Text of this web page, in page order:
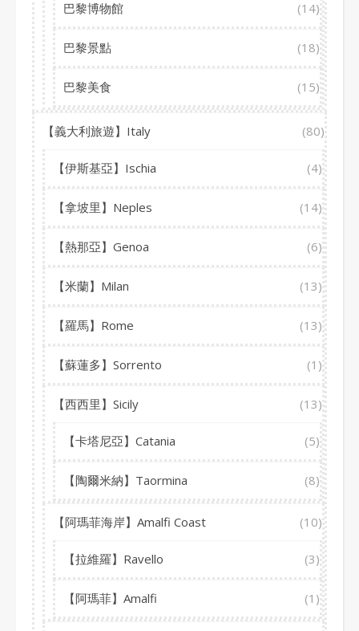
巴黎博物館 (14)
巴黎景點 (18)
巴黎美食 (15)
【義大利旅遊】Italy (80)
【伊斯基亞】Ischia (4)
【拿坡里】Neples (14)
【熱那亞】Genoa (6)
【米蘭】Milan (13)
【羅馬】Rome (13)
【蘇蓮多】Sorrento (1)
【西西里】Sicily (13)
【卡塔尼亞】Catania (5)
【陶爾米納】Taormina (8)
【阿瑪菲海岸】Amalfi Coast (10)
【拉維羅】Ravello (3)
【阿瑪菲】Amalfi (1)